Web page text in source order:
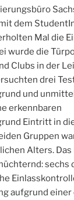
dem
Mal die
wurde die
Clubs in der
drei
und
erkennbaren
Eintritt in
Gruppen
Alters. Das
sechs
aufgrund einer